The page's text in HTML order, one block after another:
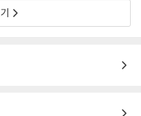
게 되는 걸까요? 생각이 거기까
지요. “그럼 얼른 구하러 가야지
위태로워질 거라고 작가는 생
리로는 감히 상상하기 힘든 세상
게 해 주고 싶어 합니다. 아이들